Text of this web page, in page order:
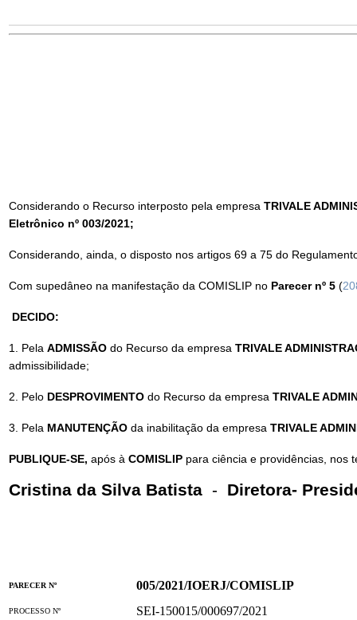
Considerando o Recurso interposto pela empresa TRIVALE
Eletrônico nº 003/2021;
Considerando, ainda, o disposto nos artigos 69 a 75 do
Com supedâneo na manifestação da COMISLIP no Parecer nº 5 (
DECIDO:
1. Pela ADMISSÃO do Recurso da empresa TRIVALE
admissibilidade;
2. Pelo DESPROVIMENTO do Recurso da empresa TRIVALE
3. Pela MANUTENÇÃO da inabilitação da empresa TRIVALE
PUBLIQUE-SE, após à COMISLIP para ciência e providências, nos
Cristina da Silva Batista - Diretora-
PARECER Nº 005/2021/IOERJ/COMISLIP
PROCESSO Nº SEI-150015/000697/2021